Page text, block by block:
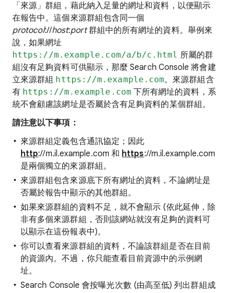
「來源」群組，藉此納入足量的網址和資料，以便顯示
在報告中。這個來源群組包含同一個
protocol://host:port群組中的所有網址的資料。舉例來
說，如果網址
https://m.example.com/a/b/c.html 所屬的群
組沒有足夠資料可供顯示，那麼 Search Console 將會建
立來源群組 https://m.example.com。來源群組含
有 https://m.example.com 下所有網址的資料，系
統不會顧慮該網址是否屬於含有足夠資料的某個群組。
請注意以下事項：
來源群組定義包含通訊協定；因此
http://m.il.example.com 和 https://m.il.example.com
是兩個獨立的來源群組。
來源群組包含來源底下所有網址的資料，不論網址是
否屬於報告中顯示的其他群組。
如果來源群組的資料不足，就不會顯示 (依此延伸，除
非有多個來源群組，否則該網站就沒有足夠的資料可
以顯示在這份報表中)。
你可以查看來源群組的資料，不論該群組是否在目前
的資源內。不過，你只能查看目前資源中的示例網
址。
Search Console 會按曝光次數 (由高至低) 列出群組成